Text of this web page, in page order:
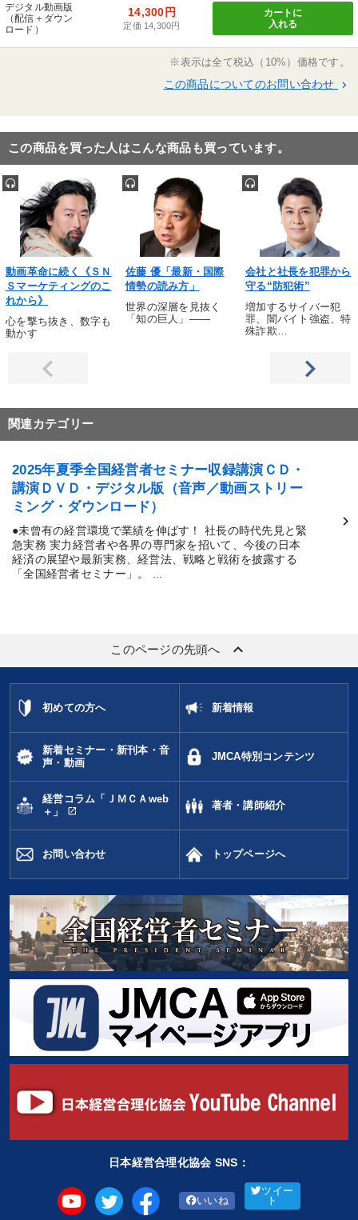
デジタル動画版
（配信＋ダウン
ロード）
14,300円
定価 14,300円
カートに
入れる
※表示は全て税込（10%）価格です。
この商品についてのお問い合わせ keyboard_arrow_right
この商品を買った人はこんな商品も買っています。
動画革命に続く《ＳＮ
Ｓマーケティングのこ
れから》
心を撃ち抜き、数字も
動かす
佐藤 優「最新・国際
情勢の読み方」
世界の深層を見抜く
「知の巨人」――
会社と社長を犯罪から
守る“防犯術”
増加するサイバー犯
罪、闇バイト強盗、特
殊詐欺…
関連カテゴリー
2025年夏季全国経営者セミナー収録講演ＣＤ・
講演ＤＶＤ・デジタル版（音声／動画ストリー
ミング・ダウンロード）
●未曾有の経営環境で業績を伸ばす！ 社長の時代先見と緊
急実務 実力経営者や各界の専門家を招いて、今後の日本
経済の展望や最新実務、経営法、戦略と戦術を披露する
「全国経営者セミナー」。 ...
このページの先頭へ keyboard_arrow_up
初めての方へ 新着情報
新着セミナー・新刊本・音
声・動画
JMCA特別コンテンツ
経営コラム「ＪＭＣＡweb
＋」
open_in_new
著者・講師紹介
お問い合わせ トップページへ
日本経営合理化協会 SNS：
いいね
ツイー
ト